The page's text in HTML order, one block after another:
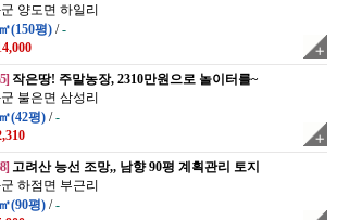
양도면 하일리
(150평) /-
작은땅! 주말농장, 2310만원으로 놀이터를~
불은면 삼성리
(42평) /-
고려산 능선 조망,, 남향 90평 계획관리 토지
하점면 부근리
(90평) /-